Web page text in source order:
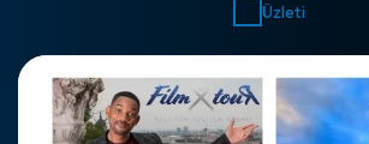
Üzleti